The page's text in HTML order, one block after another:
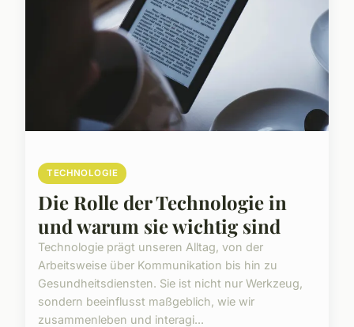
TECHNOLOGIE
Die Rolle der Technologie in
und warum sie wichtig sind
Technologie prägt unseren Alltag, von der
Arbeitsweise über Kommunikation bis hin zu
Gesundheitsdiensten. Sie ist nicht nur Werkzeug,
sondern beeinflusst maßgeblich, wie wir
zusammenleben und interagi...